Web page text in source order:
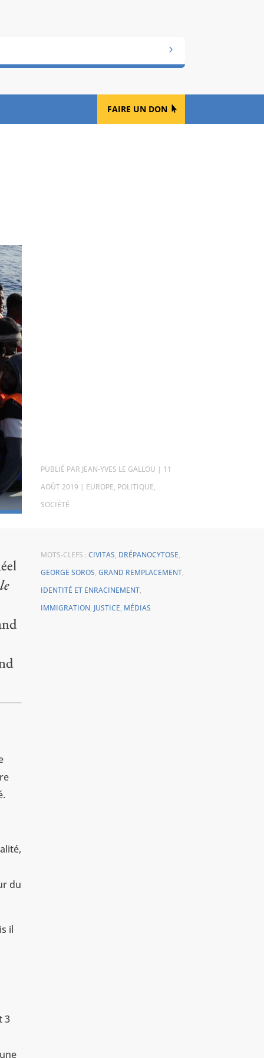
FAIRE UN DON
PAR JEAN-YVES LE GALLOU | 11
AOÛT 2019 | EUROPE, POLITIQUE,
SOCIÉTÉ
du
il
3
MOTS-CLEFS : CIVITAS, DRÉPANOCYTOSE,
GEORGE SOROS, GRAND REMPLACEMENT,
IDENTITÉ ET ENRACINEMENT,
IMMIGRATION, JUSTICE, MÉDIAS